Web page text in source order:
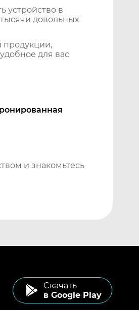
устройство в
довольных
продукции,
для вас
и знакомьтесь
Cкачать
в Google Play